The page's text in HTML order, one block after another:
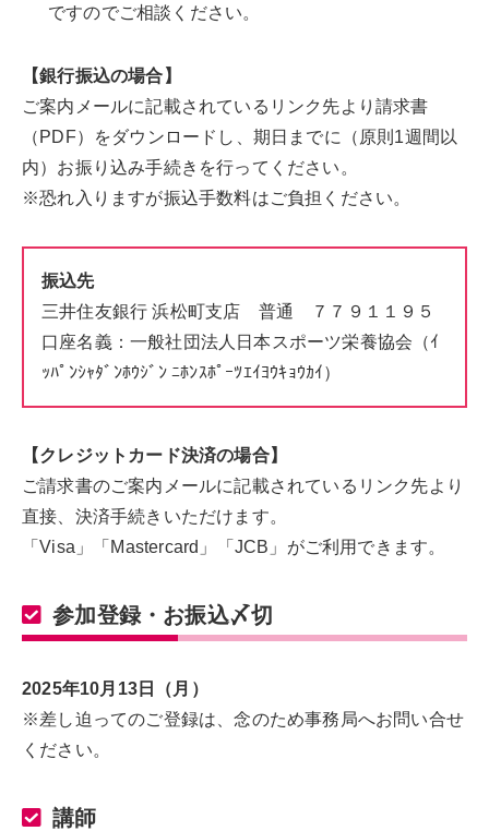
ですのでご相談ください。
【銀行振込の場合】
ご案内メールに記載されているリンク先より請求書
（PDF）をダウンロードし、期日までに（原則1週間以
内）お振り込み手続きを行ってください。
※恐れ入りますが振込手数料はご負担ください。
振込先
三井住友銀行 浜松町支店 普通 ７７９１１９５
口座名義：一般社団法人日本スポーツ栄養協会（ｲ
ｯﾊﾟﾝｼｬﾀﾞﾝﾎｳｼﾞﾝ ﾆﾎﾝｽﾎﾟｰﾂｴｲﾖｳｷｮｳｶｲ）
【クレジットカード決済の場合】
ご請求書のご案内メールに記載されているリンク先より
直接、決済手続きいただけます。
「Visa」「Mastercard」「JCB」がご利用できます。
参加登録・お振込〆切
2025年10月13日（月）
※差し迫ってのご登録は、念のため事務局へお問い合せ
ください。
講師